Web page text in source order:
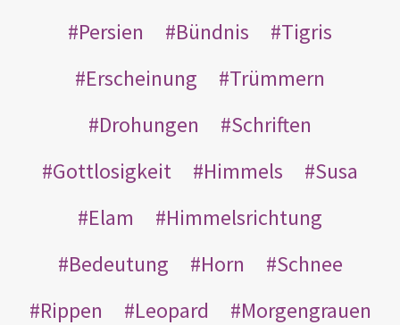
Persien
Bündnis
Tigris
Erscheinung
Trümmern
Drohungen
Schriften
Gottlosigkeit
Himmels
Susa
Elam
Himmelsrichtung
Bedeutung
Horn
Schnee
Rippen
Leopard
Morgengrauen